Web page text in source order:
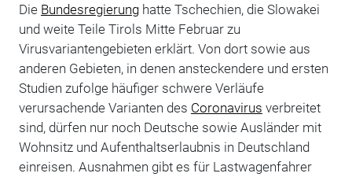
Die Bundesregierunghatte Tschechien, die Slowakei
und weite Teile Tirols Mitte Februar zu
Virusvariantengebieten erklärt. Von dort sowie aus
anderen Gebieten, in denen ansteckendere und ersten
Studien zufolge häufiger schwere Verläufe
verursachende Varianten des Coronavirus verbreitet
sind, dürfen nur noch Deutsche sowie Ausländer mit
Wohnsitz und Aufenthaltserlaubnis in Deutschland
einreisen. Ausnahmen gibt es für Lastwagenfahrer